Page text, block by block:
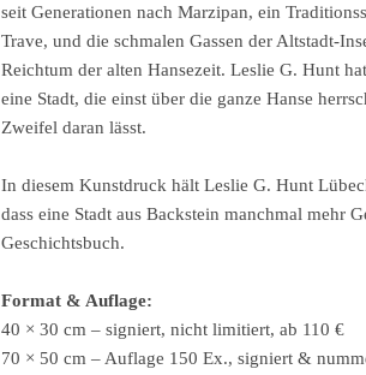
seit Generationen nach Marzipan, ein
Trave, und die schmalen Gassen der Altstadt-
Reichtum der alten Hansezeit. Leslie G. Hunt
eine Stadt, die einst über die ganze Hanse
Zweifel daran lässt.
In diesem Kunstdruck hält Leslie G. Hunt
dass eine Stadt aus Backstein manchmal mehr
Geschichtsbuch.
Format & Auflage:
40 × 30 cm – signiert, nicht limitiert, ab 110 €
70 × 50 cm – Auflage 150 Ex., signiert &